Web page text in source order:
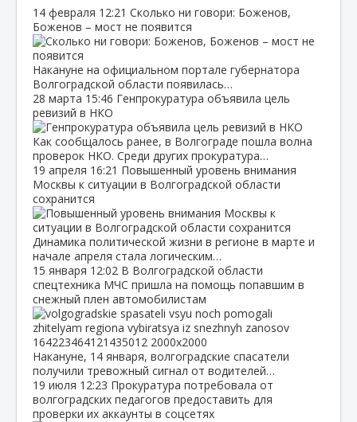
14 февраля 12:21 Сколько ни говори: Боженов,
Боженов – мост не появится
Накануне на официальном портале губернатора
Волгоградской области появилась…
28 марта 15:46 Генпрокуратура объявила цель
ревизий в НКО
Как сообщалось ранее, в Волгограде пошла волна
проверок НКО. Среди других прокуратура…
19 апреля 16:21 Повышенный уровень внимания
Москвы к ситуации в Волгоградской области
сохранится
Динамика политической жизни в регионе в марте и
начале апреля стала логическим…
15 января 12:02 В Волгоградской области
спецтехника МЧС пришла на помощь попавшим в
снежный плен автомобилистам
Накануне, 14 января, волгоградские спасатели
получили тревожный сигнал от водителей…
19 июля 12:23 Прокуратура потребовала от
волгоградских педагогов предоставить для
проверки их аккаунты в соцсетях